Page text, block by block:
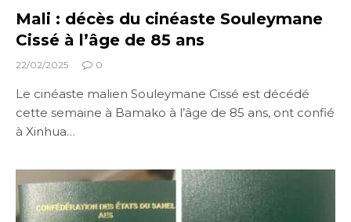
Mali : décès du cinéaste Souleymane
Cissé à l’âge de 85 ans
22/02/2025 0
Le cinéaste malien Souleymane Cissé est décédé
cette semaine à Bamako à l’âge de 85 ans, ont confié
à Xinhua…